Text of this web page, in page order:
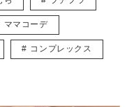
思いますが、自分の感じ
です。
ママコーデ
コンプレックス